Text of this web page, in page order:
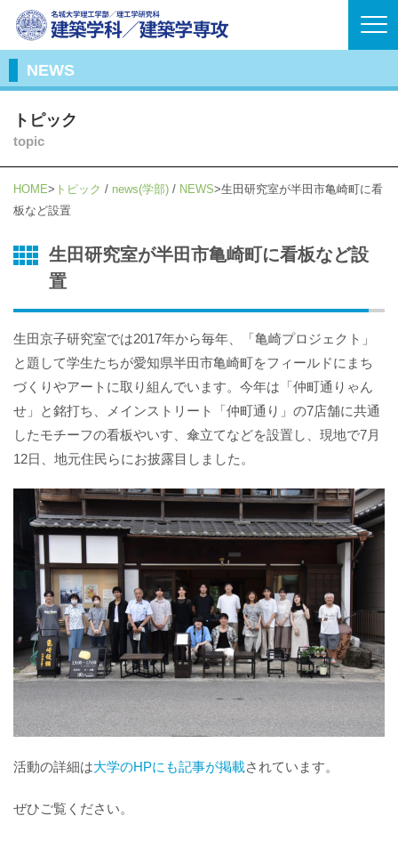
NEWS
トピック
topic
HOME トピック / news(学部) / NEWS 生田研究室が半田市亀崎町に看
板など設置
生田研究室が半田市亀崎町に看板など設
置
生田京子研究室では2017年から毎年、「亀崎プロジェクト」
と題して学生たちが愛知県半田市亀崎町をフィールドにまち
づくりやアートに取り組んでいます。今年は「仲町通りゃん
せ」と銘打ち、メインストリート「仲町通り」の7店舗に共通
したモチーフの看板やいす、傘立てなどを設置し、現地で7月
12日、地元住民らにお披露目しました。
活動の詳細は大学のHPにも記事が掲載されています。
ぜひご覧ください。